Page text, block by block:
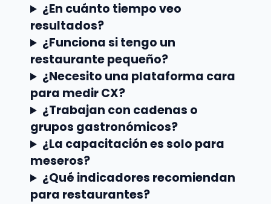
¿En cuánto tiempo veo
resultados?
¿Funciona si tengo un
restaurante pequeño?
¿Necesito una plataforma cara
para medir CX?
¿Trabajan con cadenas o
grupos gastronómicos?
¿La capacitación es solo para
meseros?
¿Qué indicadores recomiendan
para restaurantes?